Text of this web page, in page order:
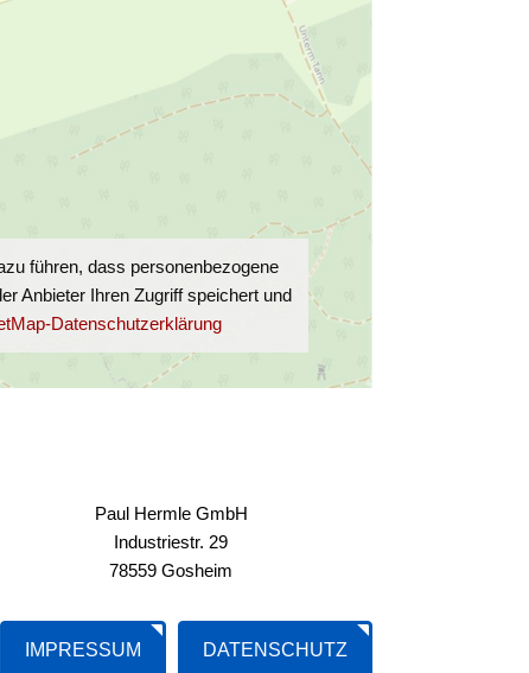
führen, dass personenbezogene
Anbieter Ihren Zugriff speichert und
Datenschutzerklärung
Paul Hermle GmbH
Industriestr. 29
78559 Gosheim
IMPRESSUM DATENSCHUTZ